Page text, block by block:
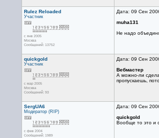
Rulez Reloaded
Участник
с янв 2005
Москва
Сообщений: 13752
Дата: 09 Сен
muha131
Не надо
quickgold
Участник
с мар 2005
Москва
Сообщений: 93
Дата: 09 Сен
Вебмастер
А можно-ли
пропускаешь,
SergUA6
Модератор (RIP)
с фев 2004
Сообщений: 1989
Дата: 09 Сен
quickgold
Вообще то это и